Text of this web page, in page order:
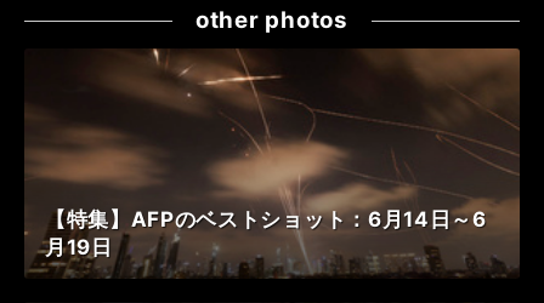
other photos
【特集】AFPのベストショット：6月14日～6
月19日